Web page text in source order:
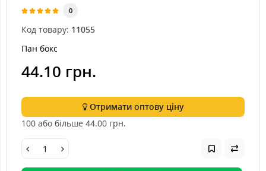
0
Код товару: 11055
Пан бокс
44.10 грн.
Отримати оптову ціну
100 або більше 44.00 грн.